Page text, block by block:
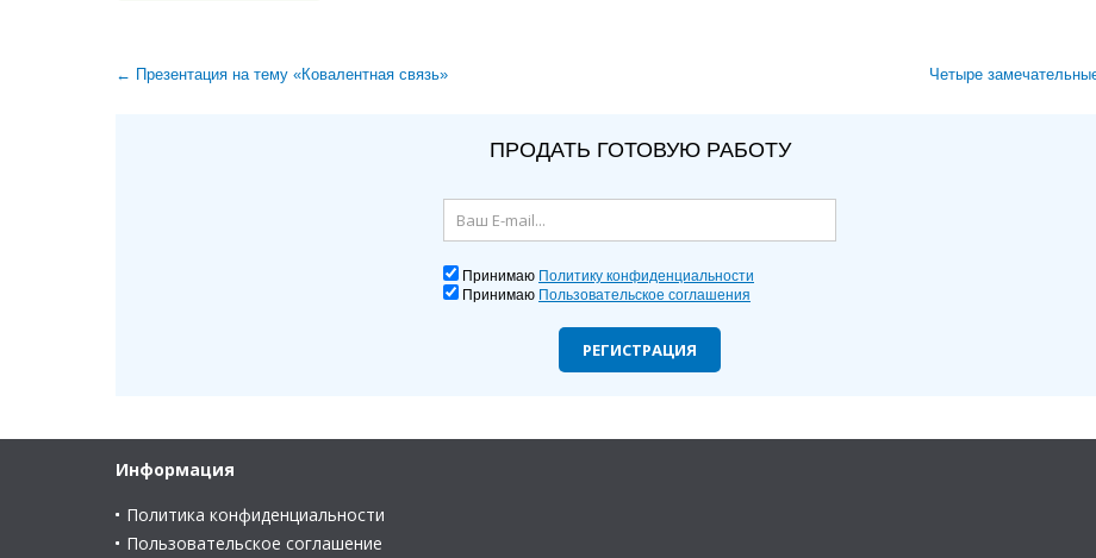
← Презентация на тему «Ковалентная связь» Четыре
ПРОДАТЬ ГОТОВУЮ РАБОТУ
Принимаю Политику конфиденциальности
Принимаю Пользовательское соглашения
РЕГИСТРАЦИЯ
Информация
Политика конфиденциальности
Пользовательское соглашение